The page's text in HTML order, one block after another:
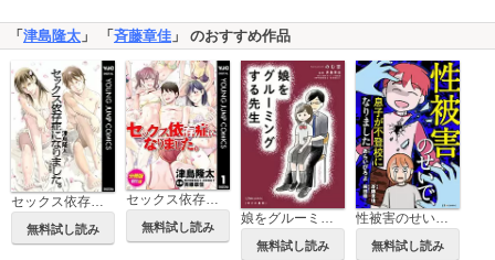
「 津島隆太 」 「 斉藤章佳 」 のおすすめ作品
セックス依存症になりました。＜決定版＞
無料試し読み
セックス依存症になりました。 分冊版
無料試し読み
無料試し読み 無料試し読み